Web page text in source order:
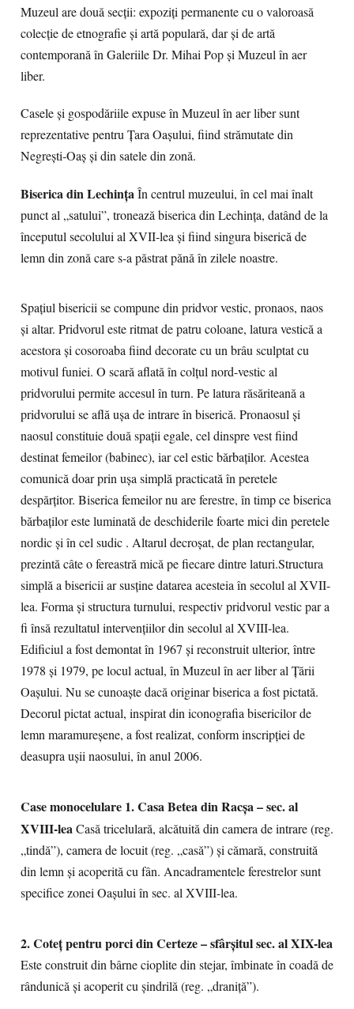
Muzeul are două secţii: expoziţi permanente cu o valoroasă
colecţie de etnografie şi artă populară, dar şi de artă
contemporană în Galeriile Dr. Mihai Pop şi Muzeul în aer
liber.
Casele și gospodăriile expuse în Muzeul în aer liber sunt
reprezentative pentru Țara Oașului, fiind strămutate din
Negrești-Oaș și din satele din zonă.
Biserica din LechințaÎn centrul muzeului, în cel mai înalt
punct al „satului”, tronează biserica din Lechința, datând de la
începutul secolului al XVII-lea și fiind singura biserică de
lemn din zonă care s-a păstrat pănă în zilele noastre.
Spaţiul bisericii se compune din pridvor vestic, pronaos, naos
şi altar. Pridvorul este ritmat de patru coloane, latura vestică a
acestora şi cosoroaba fiind decorate cu un brâu sculptat cu
motivul funiei. O scară aflată în colţul nord-vestic al
pridvorului permite accesul în turn. Pe latura răsăriteană a
pridvorului se află uşa de intrare în biserică. Pronaosul şi
naosul constituie două spaţii egale, cel dinspre vest fiind
destinat femeilor (babinec), iar cel estic bărbaţilor. Acestea
comunică doar prin uşa simplă practicată în peretele
despărţitor. Biserica femeilor nu are ferestre, în timp ce biserica
bărbaţilor este luminată de deschiderile foarte mici din peretele
nordic şi în cel sudic . Altarul decroşat, de plan rectangular,
prezintă câte o fereastră mică pe fiecare dintre laturi.Structura
simplă a bisericii ar susţine datarea acesteia în secolul al XVII-
lea. Forma şi structura turnului, respectiv pridvorul vestic par a
fi însă rezultatul intervenţiilor din secolul al XVIII-lea.
Edificiul a fost demontat în 1967 şi reconstruit ulterior, între
1978 şi 1979, pe locul actual, în Muzeul în aer liber al Ţării
Oaşului. Nu se cunoaşte dacă originar biserica a fost pictată.
Decorul pictat actual, inspirat din iconografia bisericilor de
lemn maramureşene, a fost realizat, conform inscripţiei de
deasupra uşii naosului, în anul 2006.
Case monocelulare 1. Casa Betea din Racşa – sec. al
XVIII-leaCasă tricelulară, alcătuită din camera de intrare (reg.
„tindă”), camera de locuit (reg. „casă”) şi cămară, construită
din lemn și acoperită cu fân. Ancadramentele ferestrelor sunt
specifice zonei Oaşului în sec. al XVIII-lea.
2. Coteţ pentru porci din Certeze – sfârșitul sec. al XIX-lea
Este construit din bârne cioplite din stejar, îmbinate în coadă de
rândunică şi acoperit cu şindrilă (reg. „draniță”).